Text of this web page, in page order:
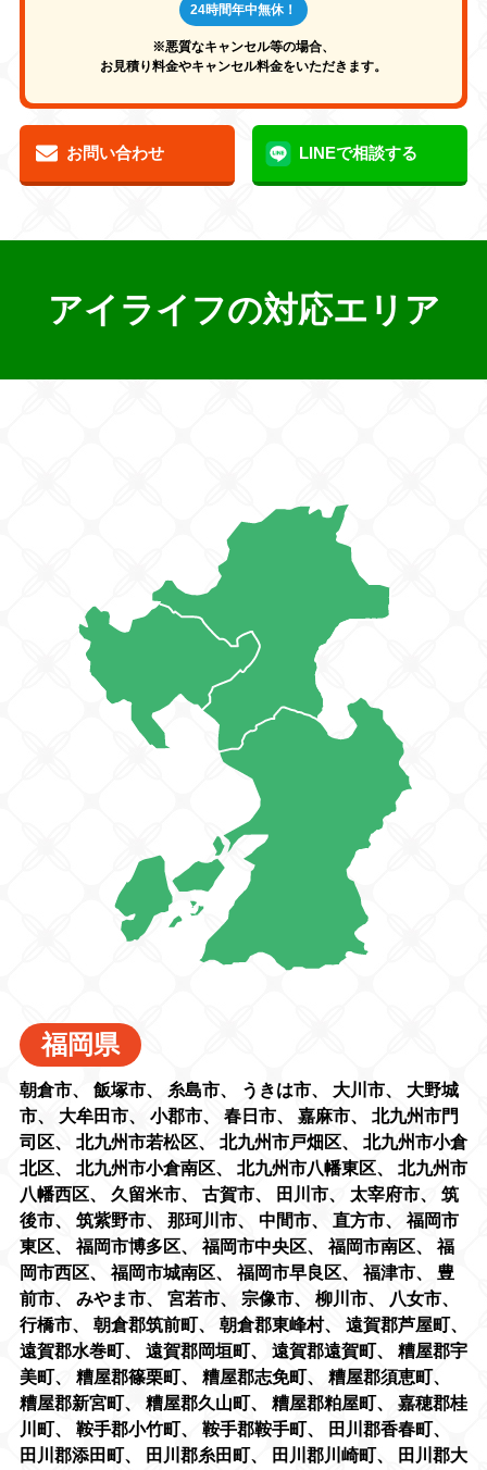
24時間年中無休！
※悪質なキャンセル等の場合、
お見積り料金やキャンセル料金をいただきます。
お問い合わせ LINEで相談する
アイライフの対応エリア
福岡県
朝倉市、 飯塚市、 糸島市、 うきは市、 大川市、 大野城
市、 大牟田市、 小郡市、 春日市、 嘉麻市、 北九州市門
司区、 北九州市若松区、 北九州市戸畑区、 北九州市小倉
北区、 北九州市小倉南区、 北九州市八幡東区、 北九州市
八幡西区、 久留米市、 古賀市、 田川市、 太宰府市、 筑
後市、 筑紫野市、 那珂川市、 中間市、 直方市、福岡市
東区、福岡市博多区、福岡市中央区、福岡市南区、福
岡市西区、福岡市城南区、福岡市早良区、福津市、 豊
前市、 みやま市、 宮若市、 宗像市、 柳川市、 八女市、
行橋市、 朝倉郡筑前町、 朝倉郡東峰村、 遠賀郡芦屋町、
遠賀郡水巻町、 遠賀郡岡垣町、 遠賀郡遠賀町、 糟屋郡宇
美町、 糟屋郡篠栗町、 糟屋郡志免町、 糟屋郡須恵町、
糟屋郡新宮町、 糟屋郡久山町、 糟屋郡粕屋町、 嘉穂郡桂
川町、 鞍手郡小竹町、 鞍手郡鞍手町、 田川郡香春町、
田川郡添田町、 田川郡糸田町、 田川郡川崎町、
田川郡大